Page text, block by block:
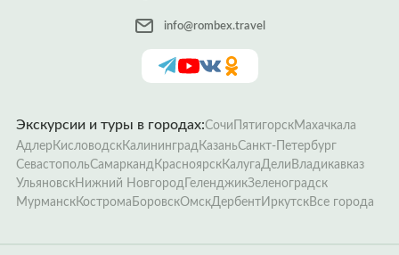
info@rombex.travel
Экскурсии и туры в городах:Сочи ПятигорскМахачкала
Адлер КисловодскКалининградКазаньСанкт-Петербург
СевастопольСамаркандКрасноярскКалугаДели Владикавказ
УльяновскНижний НовгородГеленджикЗеленоградск
МурманскКострома БоровскОмскДербентИркутскВсе города